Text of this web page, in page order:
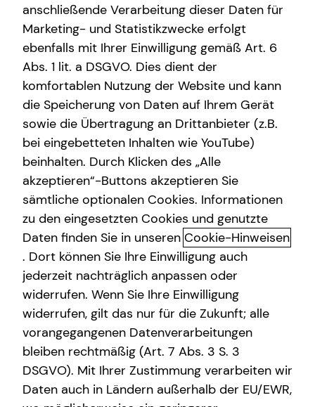
Das ist tecis
Dürfen wir uns kurz vorstellen? Wir sind tecis – die
Finanzberatung deiner Generation – und begleiten dich
auf deinem Weg in eine finanziell selbstbestimmte
Zukunft. Altersvorsorge, Absicherung, Vermögensaufbau,
Immobilienfinanzierung – wir sind Ansprechpartner für
die finanziellen Fragen in deinem Leben.
Gegründet wurde die tecis Finanzdienstleistungen AG
bereits 1986 in Hamburg. Heute sind wir mit über 3.900
lizenzierten Finanzberaterinnen und Finanzberatern
deutschlandweit vertreten. Uns verbindet die
anschließende Verarbeitung dieser Daten für
Marketing- und Statistikzwecke erfolgt
ebenfalls mit Ihrer Einwilligung gemäß Art. 6
Abs. 1 lit. a DSGVO. Dies dient der
komfortablen Nutzung der Website und kann
die Speicherung von Daten auf Ihrem Gerät
sowie die Übertragung an Drittanbieter (z.B.
bei eingebetteten Inhalten wie YouTube)
beinhalten. Durch Klicken des „Alle
akzeptieren“-Buttons akzeptieren Sie
sämtliche optionalen Cookies. Informationen
zu den eingesetzten Cookies und genutzte
Daten finden Sie in unseren Cookie-Hinweisen
. Dort können Sie Ihre Einwilligung auch
jederzeit nachträglich anpassen oder
widerrufen. Wenn Sie Ihre Einwilligung
widerrufen, gilt das nur für die Zukunft; alle
vorangegangenen Datenverarbeitungen
bleiben rechtmäßig (Art. 7 Abs. 3 S. 3
DSGVO). Mit Ihrer Zustimmung verarbeiten wir
Daten auch in Ländern außerhalb der EU/EWR,